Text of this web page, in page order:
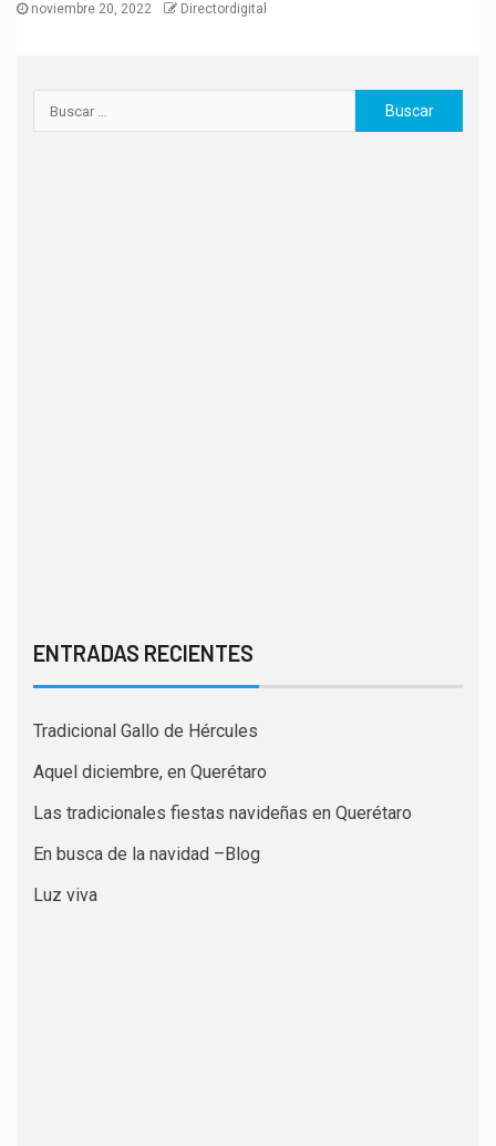
noviembre 20, 2022 Directordigital
ENTRADAS RECIENTES
Tradicional Gallo de Hércules
Aquel diciembre, en Querétaro
Las tradicionales fiestas navideñas en Querétaro
En busca de la navidad –Blog
Luz viva